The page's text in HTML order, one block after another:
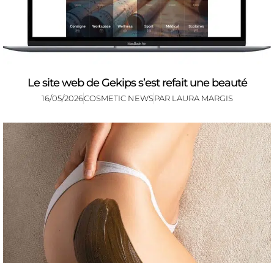
Le site web de Gekips s’est refait une beauté
16/05/2026COSMETIC NEWSPAR LAURA MARGIS